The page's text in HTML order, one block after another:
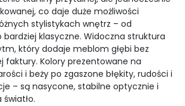
co daje duże możliwości
stylistykach wnętrz – od
klasyczne. Widoczna struktura
który dodaje meblom głębi bez
faktury. Kolory prezentowane na
i beży po zgaszone błękity, rudości i
– są nasycone, stabilne optycznie i